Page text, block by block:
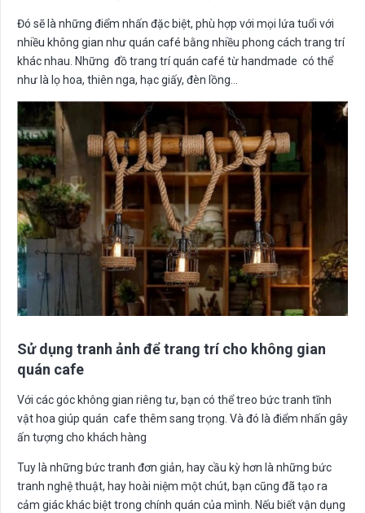
Đó sẽ là những điểm nhấn đặc biệt, phù hợp với mọi lứa tuổi với
nhiều không gian như quán café bằng nhiều phong cách trang trí
khác nhau. Những đồ trang trí quán café từ handmade có thể
như là lọ hoa, thiên nga, hạc giấy, đèn lồng…
Sử dụng tranh ảnh để trang trí cho không gian
quán cafe
Với các góc không gian riêng tư, bạn có thể treo bức tranh tĩnh
vật hoa giúp quán cafe thêm sang trọng. Và đó là điểm nhấn gây
ấn tượng cho khách hàng
Tuy là những bức tranh đơn giản, hay cầu kỳ hơn là những bức
tranh nghệ thuật, hay hoài niệm một chút, bạn cũng đã tạo ra
cảm giác khác biệt trong chính quán của mình. Nếu biết vận dụng